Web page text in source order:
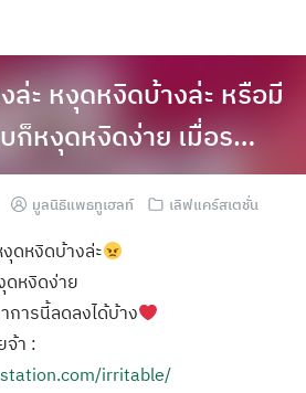
ล่ะ หงุดหงิดบ้างล่ะ หรือมี
บก็หงุดหงิดง่าย เมื่อร…
มูลนิธิแพธทูเฮลท์ เลิฟแคร์สเตชั่น
งุดหงิดบ้างล่ะ
ดหงิดง่าย
การนี้ลดลงได้บ้าง
จ้า :
irritable/